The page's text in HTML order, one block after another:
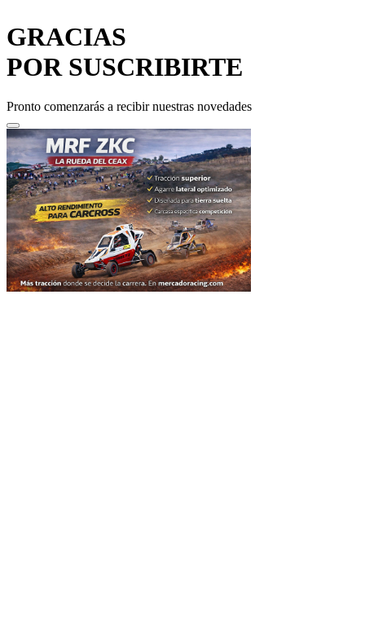
POR SUSCRIBIRTE